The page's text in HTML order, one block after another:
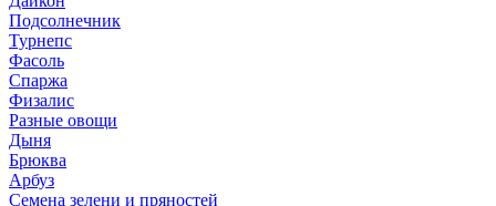
Подсолнечник
Турнепс
Фасоль
Спаржа
Физалис
Разные овощи
Дыня
Брюква
Арбуз
Семена зелени и пряностей